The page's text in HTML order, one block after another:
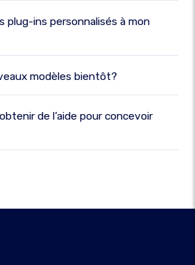
plug-ins personnalisés à mon
modèles bientôt?
de l’aide pour concevoir